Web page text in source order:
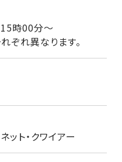
時00分～
ぞれ異なります。
ト・クワイアー